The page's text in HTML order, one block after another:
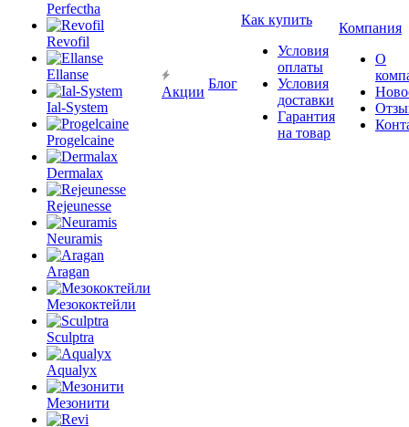
Perfectha
Revofil
Ellanse
Ial-System
Progelcaine
Dermalax
Rejeunesse
Neuramis
Aragan
Мезококтейли
Sculptra
Aqualyx
Мезонити
Акции
Блог
Как купить
Условия
оплаты
Условия
доставки
Гарантия
на товар
Компания
О